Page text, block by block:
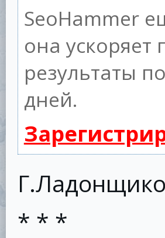
SeoHammer
она ускоряет
результаты
дней.
* * *